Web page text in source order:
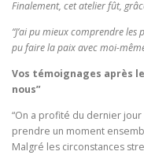
Finalement, cet atelier fût,
“J’ai pu mieux comprendre les
pu faire la paix avec moi-
Vos témoignages après
nous”
“On a profité du dernier
prendre un moment
Malgré les circonstances